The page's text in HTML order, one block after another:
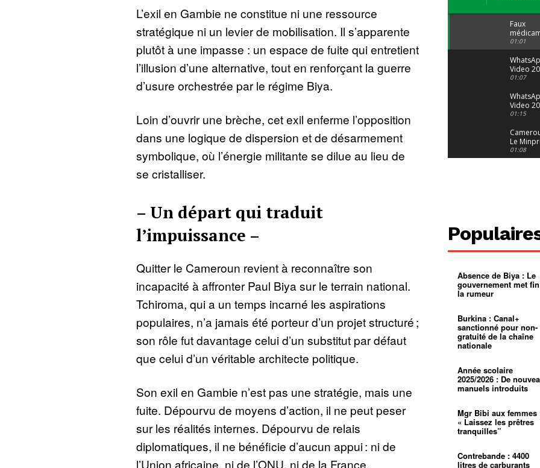
L’exil en Gambie ne constitue ni une ressource
stratégique ni un levier de mobilisation. Il s’apparente
plutôt à une impasse : un espace de fuite qui entretient
l’illusion d’une alternative, tout en renforçant la guerre
d’usure orchestrée par le régime Biya.
Loin d’ouvrir une brèche, cet exil enferme l’opposition
dans une logique de dispersion et de désarmement
symbolique, où l’énergie militante se dilue au lieu de
se cristalliser.
– Un départ qui traduit
l’impuissance –
Quitter le Cameroun revient à reconnaître son
incapacité à affronter Paul Biya sur le terrain national.
Tchiroma, qui a un temps incarné les aspirations
populaires, n’a jamais été porteur d’un projet structuré ;
son rôle fut davantage celui d’un substitut par défaut
que celui d’un véritable architecte politique.
Son exil en Gambie n’est pas une stratégie, mais une
fuite. Dépourvu de moyens d’action, il ne peut peser
sur les réalités internes. Dépourvu de relais
diplomatiques, il ne bénéficie d’aucun appui : ni de
l’Union africaine, ni de l’ONU, ni de la France.
Le trafic
Faux
: Le trafic
porte
malgré
01:01
Video
04 at 15
01:07
Video
29 at 12
01:15
Le
alerte
dérives
01:08
grandes
pluies
Échec au
Le père
pasteur
L’État
d’or
Croyance
religieuse
Entre
bricolage
mentale
01:12
mettra-t-
au
Absence de Biya : Le
gouvernement met
la rumeur
Burkina : Canal+
sanctionné pour non-
gratuité de la chaîne
nationale
Année scolaire
2025/2026 : De
manuels introduits
Mgr Bibi aux femmes
« Laissez les prêtres
tranquilles”
Contrebande : 4400
litres de carburants